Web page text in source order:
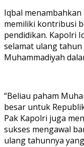
Iqbal
memiliki kontribusi
pendidikan. Kapolri
selamat ulang tahun
Muhammadiyah
“Beliau paham
besar untuk
Pak Kapolri juga
sukses mengawal
ulang tahunnya